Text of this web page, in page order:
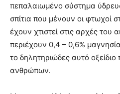
πεπαλαιωμένο σύστημα
σπίτια που μένουν οι φτωχοί
έχουν χτιστεί στις αρχές του
περιέχουν 0,4 – 0,6%
το δηλητηριώδες αυτό
ανθρώπων.